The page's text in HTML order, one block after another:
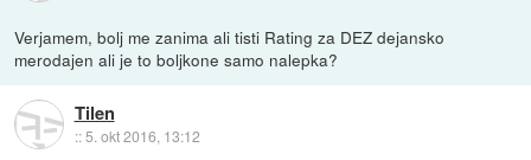
Verjamem, bolj me zanima ali tisti Rating za DEZ dejansko
merodajen ali je to boljkone samo nalepka?
Tilen
::5. okt 2016, 13:12